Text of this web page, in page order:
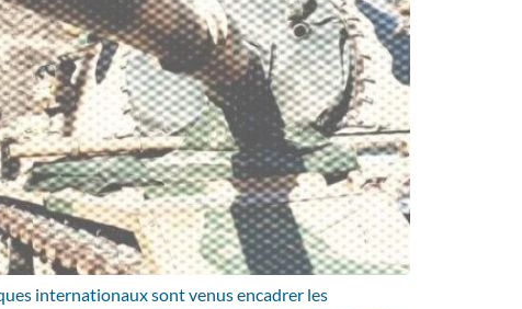
internationaux sont venus encadrer les